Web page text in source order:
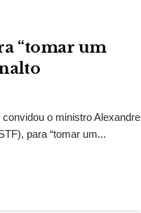
“tomar um
o ministro Alexandre
para “tomar um...